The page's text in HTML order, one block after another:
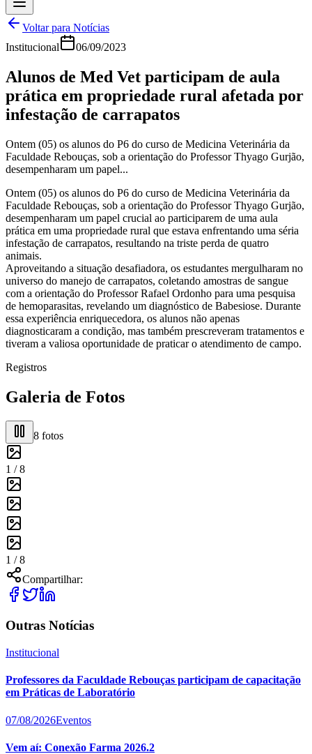
Voltar para Notícias
Institucional
06/09/2023
Alunos de Med Vet participam de aula
prática em propriedade rural afetada por
infestação de carrapatos
Ontem (05) os alunos do P6 do curso de Medicina Veterinária da
Faculdade Rebouças, sob a orientação do Professor Thyago Gurjão,
desempenharam um papel...
Ontem (05) os alunos do P6 do curso de Medicina Veterinária da
Faculdade Rebouças, sob a orientação do Professor Thyago Gurjão,
desempenharam um papel crucial ao participarem de uma aula
prática em uma propriedade rural que estava enfrentando uma séria
infestação de carrapatos, resultando na triste perda de quatro
animais.
Aproveitando a situação desafiadora, os estudantes mergulharam no
universo do manejo de carrapatos, coletando amostras de sangue
com a orientação do Professor Rafael Ordonho para uma pesquisa
de hemoparasitas, revelando um diagnóstico de Babesiose. Durante
essa experiência enriquecedora, os alunos não apenas
diagnosticaram a condição, mas também prescreveram tratamentos e
tiveram a valiosa oportunidade de praticar o atendimento de campo.
Registros
Galeria de Fotos
8 fotos
1 /8
1 /8
Compartilhar:
Outras Notícias
Institucional
Professores da Faculdade Rebouças participam de capacitação
em Práticas de Laboratório
07/08/2026Eventos
Vem aí: Conexão Farma 2026.2